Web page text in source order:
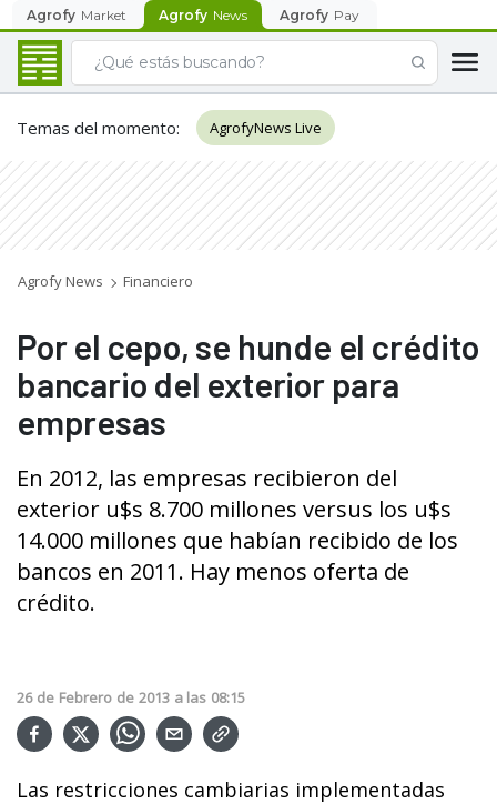
Agrofy Market Agrofy News Agrofy Pay
Temas del momento: AgrofyNews Live
Agrofy News Financiero
Por el cepo, se hunde el crédito
bancario del exterior para
empresas
En 2012, las empresas recibieron del
exterior u$s 8.700 millones versus los u$s
14.000 millones que habían recibido de los
bancos en 2011. Hay menos oferta de
crédito.
26 de Febrero de 2013 a las 08:15
Las restricciones cambiarias implementadas